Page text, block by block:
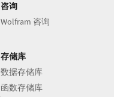
咨询
Wolfram 咨询
存储库
数据存储库
函数存储库